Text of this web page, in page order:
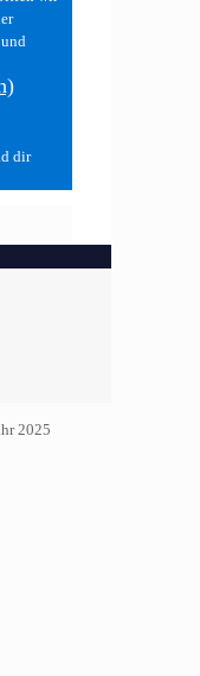
dir
2025